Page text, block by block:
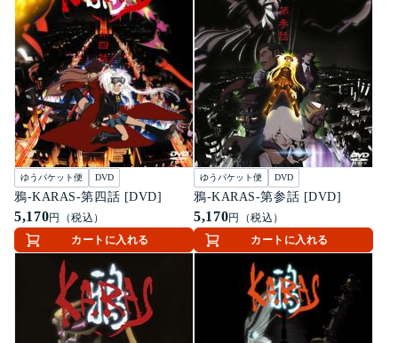
ゆうパケット便 DVD
鴉-KARAS-第四話 [DVD]
5,170円（税込）
カートに入れる
ゆうパケット便 DVD
鴉-KARAS-第参話 [DVD]
5,170円（税込）
カートに入れる